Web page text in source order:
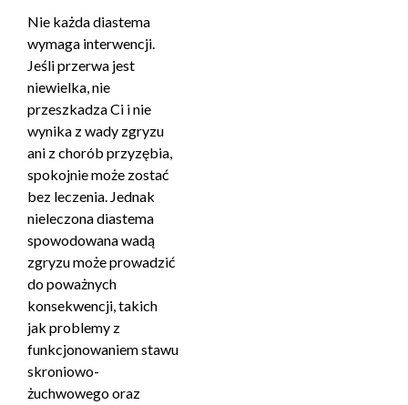
Nie każda diastema
wymaga interwencji.
Jeśli przerwa jest
niewielka, nie
przeszkadza Ci i nie
wynika z wady zgryzu
ani z chorób przyzębia,
spokojnie może zostać
bez leczenia. Jednak
nieleczona diastema
spowodowana wadą
zgryzu może prowadzić
do poważnych
konsekwencji, takich
jak problemy z
funkcjonowaniem stawu
skroniowo-
żuchwowego oraz